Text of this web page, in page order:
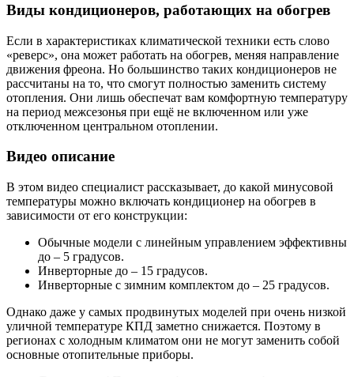
Виды кондиционеров, работающих на обогрев
Если в характеристиках климатической техники есть слово
«реверс», она может работать на обогрев, меняя направление
движения фреона. Но большинство таких кондиционеров не
рассчитаны на то, что смогут полностью заменить систему
отопления. Они лишь обеспечат вам комфортную температуру
на период межсезонья при ещё не включенном или уже
отключенном центральном отоплении.
Видео описание
В этом видео специалист рассказывает, до какой минусовой
температуры можно включать кондиционер на обогрев в
зависимости от его конструкции:
Обычные модели с линейным управлением эффективны
до – 5 градусов.
Инверторные до – 15 градусов.
Инверторные с зимним комплектом до – 25 градусов.
Однако даже у самых продвинутых моделей при очень низкой
уличной температуре КПД заметно снижается. Поэтому в
регионах с холодным климатом они не могут заменить собой
основные отопительные приборы.